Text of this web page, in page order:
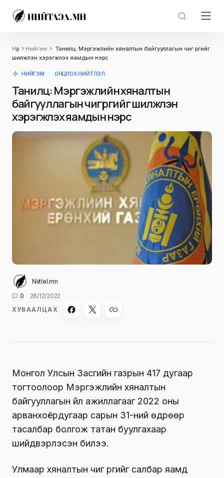
Нүүр Нийгэм
Танилц: Мэргэжлийн хяналтын байгууллагын чиг үүргийг
шилжүүлэн хэрэгжүүлэх яамдын нэрс
НИЙГЭМ ОНЦЛОХ НИЙТЛЭЛ
Танилц: Мэргэжлийн хяналтын
байгууллагын чиг үүргийг шилжүүлэн
хэрэгжүүлэх яамдын нэрс
Niitlel.mn
0
26/12/2022
ХУВААЛЦАХ
Монгол Улсын Засгийн газрын 417 дугаар
тогтоолоор Мэргэжлийн хяналтын
байгууллагын үйл ажиллагааг 2022 оны
арванхоёрдугаар сарын 31-ний өдрөөр
тасалбар болгож татан буулгахаар
шийдвэрлэсэн билээ.
Улмаар хяналтын чиг үүргийг салбар яамд